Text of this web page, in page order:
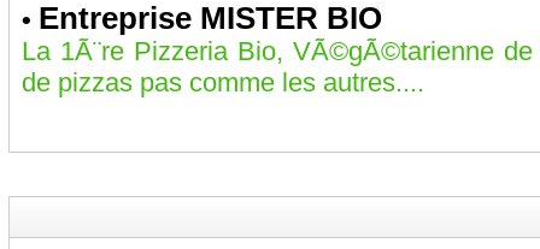
• Entreprise MISTER BIO
La 1Ã¨re Pizzeria Bio, VÃ©gÃ©tarienne
de pizzas pas comme les autres....